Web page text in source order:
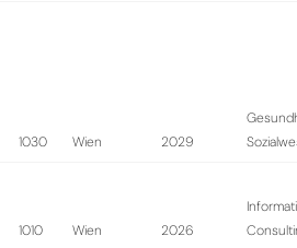
1030 Wien 2029
1010 Wien 2026